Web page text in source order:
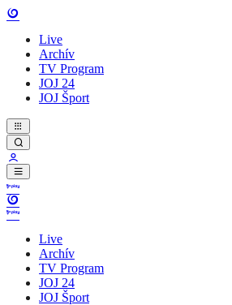
Live
Archív
TV Program
JOJ 24
JOJ Šport
Live
Archív
TV Program
JOJ 24
JOJ Šport